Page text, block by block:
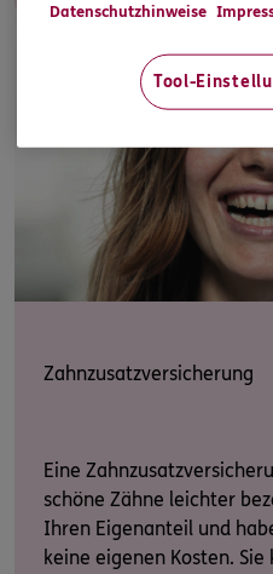
Zahnzusatzversicherung
Eine
schöne Zähne leichter
Ihren Eigenanteil und
keine eigenen Kosten. Sie
Datenschutzhinweise
Tool-